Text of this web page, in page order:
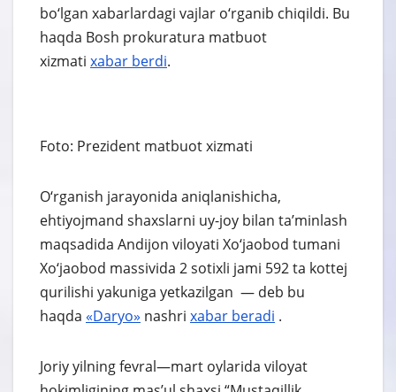
bo‘lgan xabarlardagi vajlar o‘rganib chiqildi. Bu
haqda Bosh prokuratura matbuot
xizmati xabar berdi.
Foto: Prezident matbuot xizmati
O‘rganish jarayonida aniqlanishicha,
ehtiyojmand shaxslarni uy-joy bilan ta’minlash
maqsadida Andijon viloyati Xo‘jaobod tumani
Xo‘jaobod massivida 2 sotixli jami 592 ta kottej
qurilishi yakuniga yetkazilgan — deb bu
haqda «Daryo» nashri xabar beradi .
Joriy yilning fevral—mart oylarida viloyat